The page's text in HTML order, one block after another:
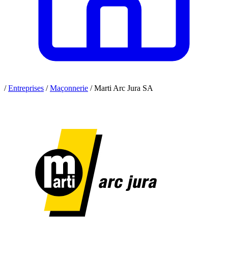
/ Entreprises / Maçonnerie /Marti Arc Jura SA